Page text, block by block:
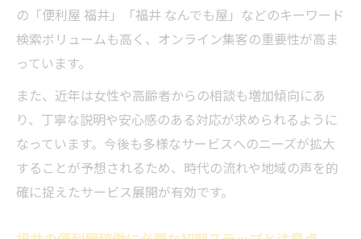
高齢者向け便利屋サービスの福井県内ニー
ズとは
便利屋稼働で高齢者の暮らしを支える実践
例
福井で高齢者をサポートする便利屋ならで
はの配慮
便利屋運営で高齢者が安心できる工夫と心
がけ
の「便利屋 福井」「福井 なんでも屋」などのキーワード
検索ボリュームも高く、オンライン集客の重要性が高ま
っています。
また、近年は女性や高齢者からの相談も増加傾向にあ
り、丁寧な説明や安心感のある対応が求められるように
なっています。今後も多様なサービスへのニーズが拡大
することが予想されるため、時代の流れや地域の声を的
確に捉えたサービス展開が有効です。